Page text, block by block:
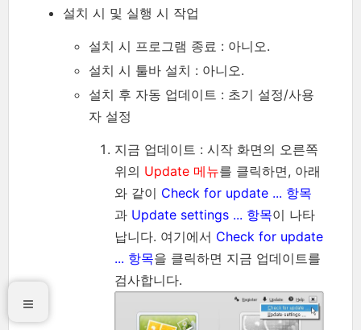
설치 시 및 실행 시 작업
설치 시 프로그램 종료 : 아니오.
설치 시 툴바 설치 : 아니오.
설치 후 자동 업데이트 : 초기 설정/사용
자 설정
지금 업데이트 : 시작 화면의 오른쪽
위의 Update 메뉴를 클릭하면, 아래
와 같이 Check for update ... 항목
과 Update settings ... 항목이 나타
납니다. 여기에서 Check for update
... 항목을 클릭하면 지금 업데이트를
검사합니다.